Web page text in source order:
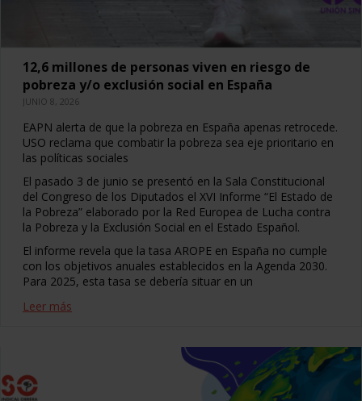
12,6 millones de personas viven en riesgo de
pobreza y/o exclusión social en España
JUNIO 8, 2026
EAPN alerta de que la pobreza en España apenas retrocede.
USO reclama que combatir la pobreza sea eje prioritario en
las políticas sociales
El pasado 3 de junio se presentó en la Sala Constitucional
del Congreso de los Diputados el XVI Informe “El Estado de
la Pobreza” elaborado por la Red Europea de Lucha contra
la Pobreza y la Exclusión Social en el Estado Español.
El informe revela que la tasa AROPE en España no cumple
con los objetivos anuales establecidos en la Agenda 2030.
Para 2025, esta tasa se debería situar en un
Leer más